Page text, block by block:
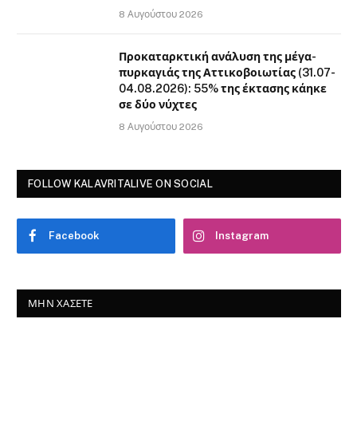
8 Αυγούστου 2026
Προκαταρκτική ανάλυση της μέγα-
πυρκαγιάς της Αττικοβοιωτίας (31.07-
04.08.2026): 55% της έκτασης κάηκε
σε δύο νύχτες
8 Αυγούστου 2026
FOLLOW KALAVRITALIVE ON SOCIAL
Facebook Instagram
ΜΗΝ ΧΆΣΕΤΕ